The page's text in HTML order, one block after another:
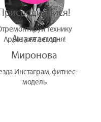
Анастасия
Миронова
Инстаграм, фитнес-
модель
Присоединяйся!
технику
Apple уже сегодня!